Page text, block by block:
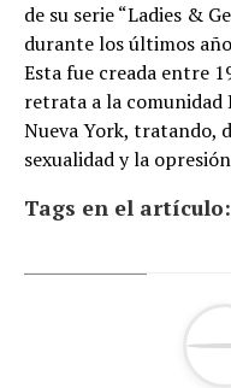
de su serie “Ladies &
durante los últimos
Esta fue creada entre
retrata a la comunidad
Nueva York, tratando,
sexualidad y la
Tags en el artículo: